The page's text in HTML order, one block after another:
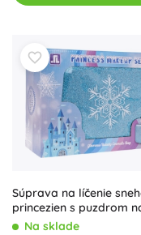
Súprava na líčenie
princezien s puzdrom
prenášanie
Na sklade